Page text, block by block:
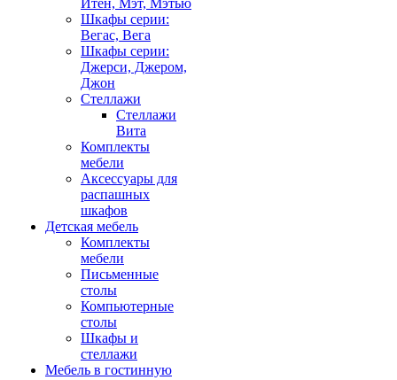
Итен, Мэт, Мэтью
Шкафы серии:
Вегас, Вега
Шкафы серии:
Джерси, Джером,
Джон
Стеллажи
Стеллажи
Вита
Комплекты
мебели
Аксессуары для
распашных
шкафов
Детская мебель
Комплекты
мебели
Письменные
столы
Компьютерные
столы
Шкафы и
стеллажи
Мебель в гостинную